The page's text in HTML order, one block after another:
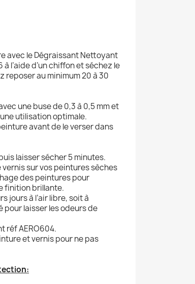
avec le Dégraissant Nettoyant
l’aide d’un chiffon et séchez le
reposer au minimum 20 à 30
une buse de 0,3 à 0,5 mm et
utilisation optimale.
avant de le verser dans
laisser sécher 5 minutes.
sur vos peintures sèches
des peintures pour
finition brillante.
jours à l’air libre, soit à
pour laisser les odeurs de
réf AERO604.
et vernis pour ne pas